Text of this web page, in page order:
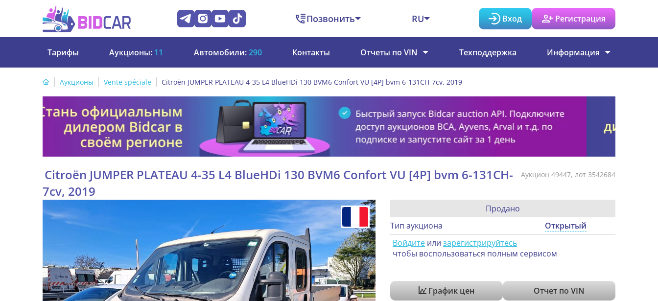
Позвонить RU Вход Регистрация
Тарифы Аукционы: 11 Автомобили:290 Контакты Отчеты по VIN Техподдержка Информация
Аукционы Vente spéciale Citroën JUMPER PLATEAU 4-35 L4 BlueHDi 130 BVM6 Confort VU [4P] bvm 6-131CH-7cv, 2019
Аукцион 49447, лот 3542684
Citroën JUMPER PLATEAU 4-35 L4 BlueHDi 130 BVM6 Confort VU [4P] bvm 6-131CH-
7cv, 2019
Продано
Тип аукциона
Открытый
Войдите или зарегистрируйтесь
чтобы воспользоваться полным сервисом
График цен Отчет по VIN